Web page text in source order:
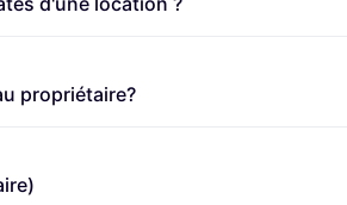
propriétaire?